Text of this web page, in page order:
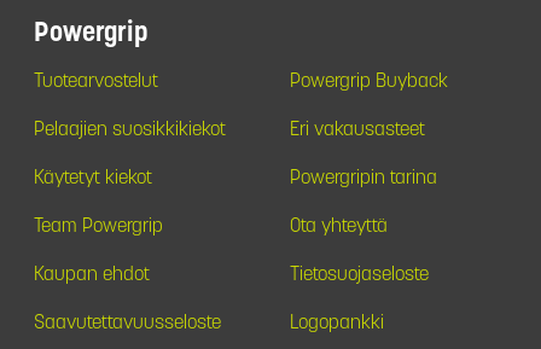
Powergrip
Tuotearvostelut Powergrip Buyback
Pelaajien suosikkikiekot Eri vakausasteet
Käytetyt kiekot Powergripin tarina
Team Powergrip Ota yhteyttä
Kaupan ehdot Tietosuojaseloste
Saavutettavuusseloste Logopankki